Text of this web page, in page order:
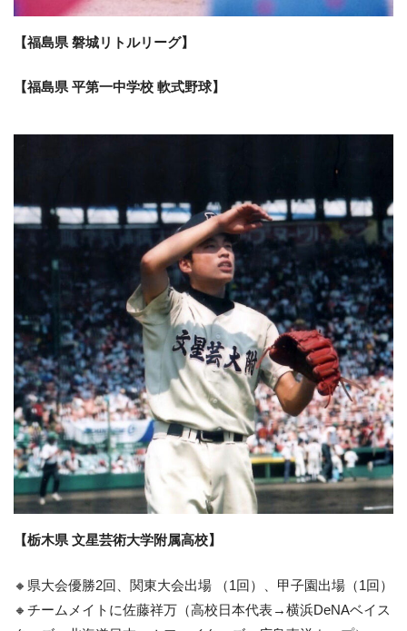
【福島県 磐城リトルリーグ】
【福島県 平第一中学校 軟式野球】
【栃木県 文星芸術大学附属高校】
🔸県大会優勝2回、関東大会出場 （1回）、甲子園出場（1回）
🔸チームメイトに佐藤祥万（高校日本代表→横浜DeNAベイス